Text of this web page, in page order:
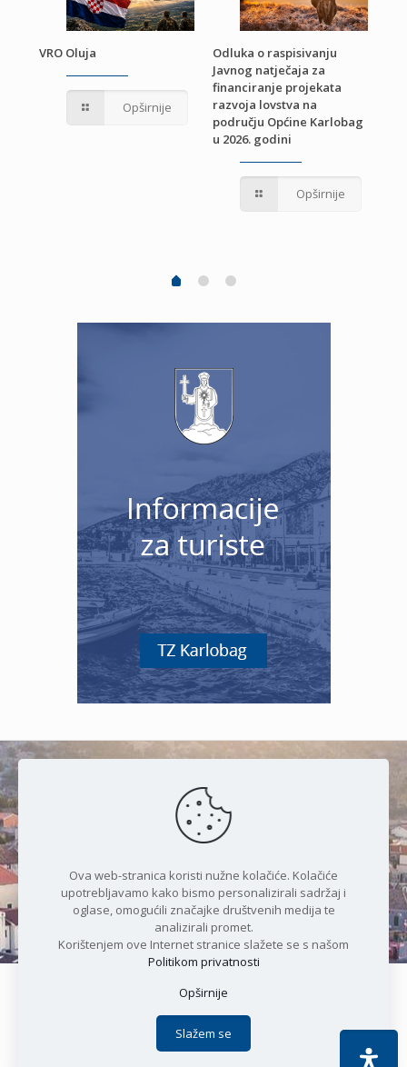
VRO Oluja
Opširnije
Odluka o raspisivanju
Javnog natječaja za
financiranje projekata
razvoja lovstva na
području Općine Karlobag
u 2026. godini
Opširnije
Čudesan spoj kristalnog mora i
prirode
Copyright © 2021 Općina Karlobag | Sva prava pridržana |
Politika privatnosti
Apoc IT
Ova web-stranica koristi nužne kolačiće. Kolačiće
upotrebljavamo kako bismo personalizirali sadržaj i
oglase, omogućili značajke društvenih medija te
analizirali promet.
Korištenjem ove Internet stranice slažete se s našom
Politikom privatnosti
Opširnije
Slažem se